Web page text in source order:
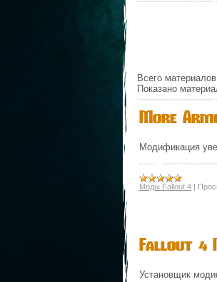
Всего
Показано
More
Модификация
Моды Fallout 4 |
Fallout 4
Установщик